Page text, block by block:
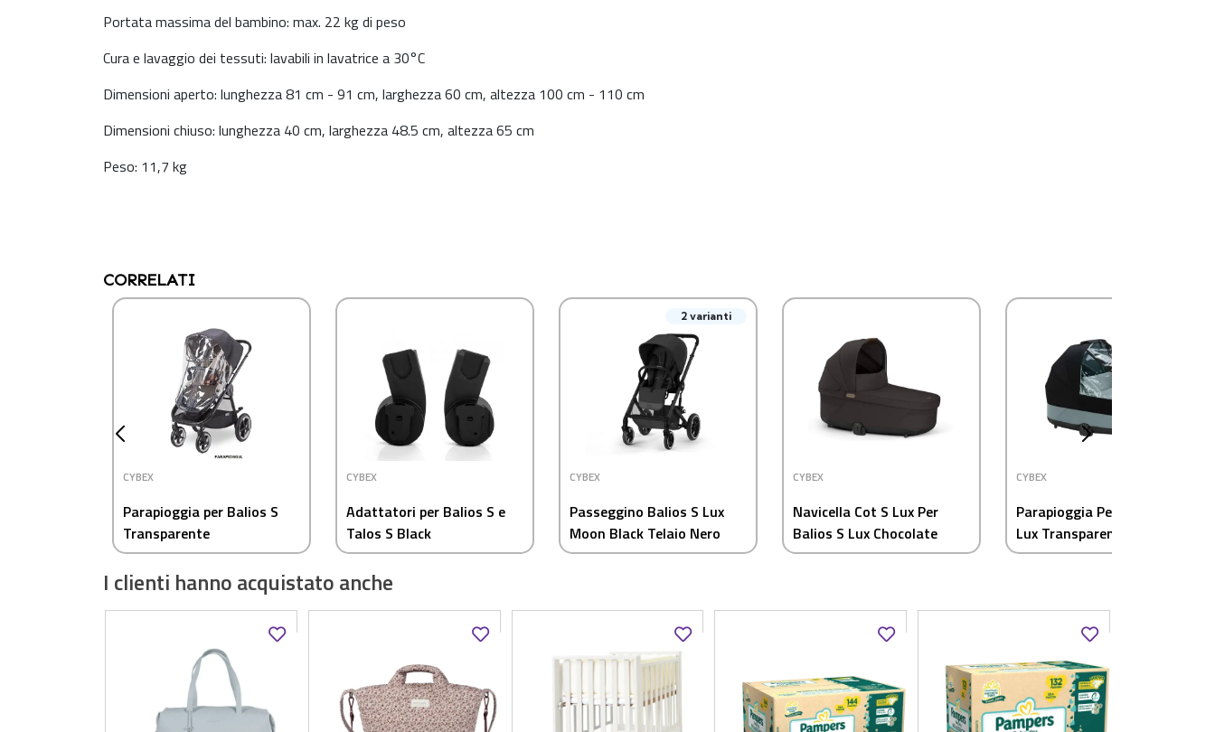
Portata massima del bambino: max. 22 kg di peso
Cura e lavaggio dei tessuti: lavabili in lavatrice a 30°C
Dimensioni aperto: lunghezza 81 cm - 91 cm, larghezza 60 cm, altezza 100 cm - 110 cm
Dimensioni chiuso: lunghezza 40 cm, larghezza 48.5 cm, altezza 65 cm
Peso: 11,7 kg
CORRELATI
CYBEX
Parapioggia per Balios S
Transparente
CYBEX
Adattatori per Balios S e
Talos S Black
2 varianti
CYBEX
Passeggino Balios S Lux
Moon Black Telaio Nero
Cybex
CYBEX
Navicella Cot S Lux Per
Balios S Lux Chocolate
Brown Cybex
CYBEX
Parapioggia Per Navicella S
Lux Transparente Cybex
I clienti hanno acquistato anche